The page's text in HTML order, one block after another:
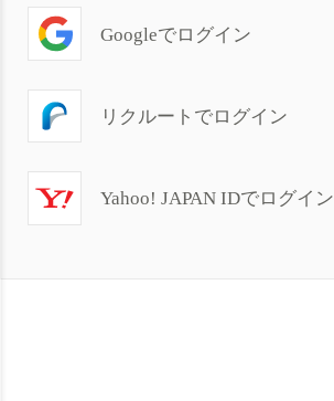
Googleでログイン
リクルートでログイン
Yahoo! JAPAN IDでログイン